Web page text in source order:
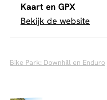
Kaart en GPX
Bekijk de website
Bike Park: Downhill en Enduro